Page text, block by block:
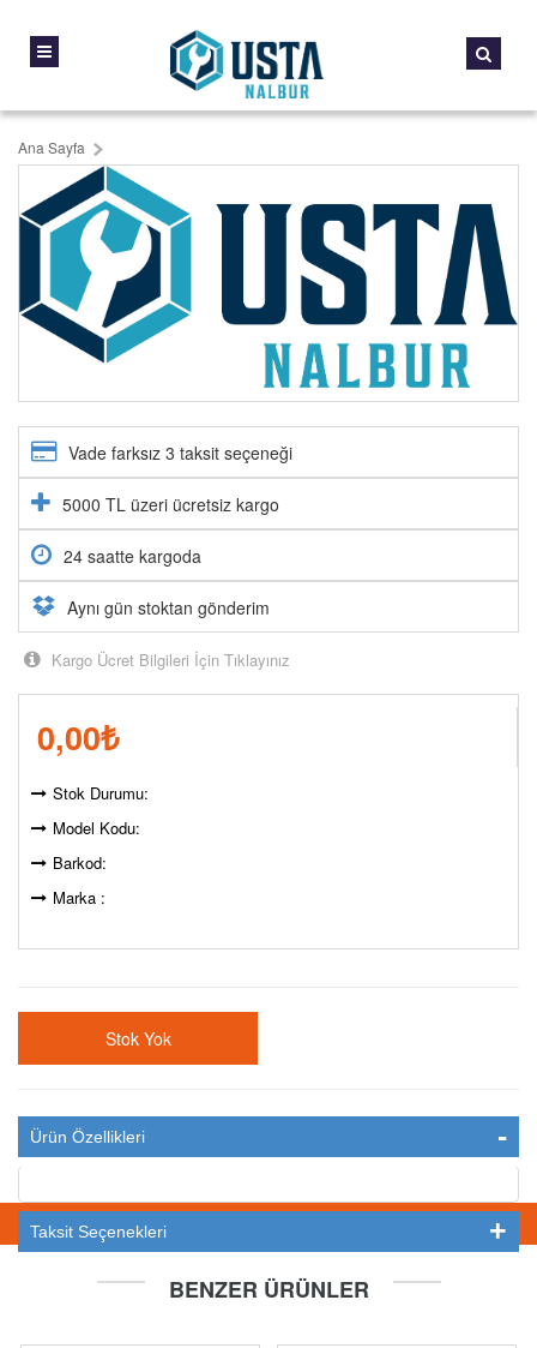
Ana Sayfa
Vade farksız 3 taksit seçeneği
5000 TL üzeri ücretsiz kargo
24 saatte kargoda
Aynı gün stoktan gönderim
Kargo Ücret Bilgileri İçin Tıklayınız
0,00₺
Stok Durumu:
Model Kodu:
Barkod:
Marka :
Stok Yok
Ürün Özellikleri
Taksit Seçenekleri
BENZER ÜRÜNLER